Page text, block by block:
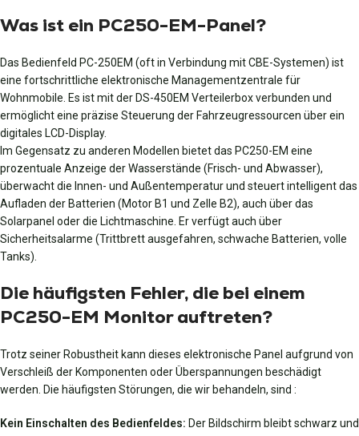
Was ist ein PC250-EM-Panel?
Das Bedienfeld PC-250EM (oft in Verbindung mit CBE-Systemen) ist
eine fortschrittliche elektronische Managementzentrale für
Wohnmobile. Es ist mit der DS-450EM Verteilerbox verbunden und
ermöglicht eine präzise Steuerung der Fahrzeugressourcen über ein
digitales LCD-Display.
Im Gegensatz zu anderen Modellen bietet das PC250-EM eine
prozentuale Anzeige der Wasserstände (Frisch- und Abwasser),
überwacht die Innen- und Außentemperatur und steuert intelligent das
Aufladen der Batterien (Motor B1 und Zelle B2), auch über das
Solarpanel oder die Lichtmaschine. Er verfügt auch über
Sicherheitsalarme (Trittbrett ausgefahren, schwache Batterien, volle
Tanks).
Die häufigsten Fehler, die bei einem
PC250-EM Monitor auftreten?
Trotz seiner Robustheit kann dieses elektronische Panel aufgrund von
Verschleiß der Komponenten oder Überspannungen beschädigt
werden. Die häufigsten Störungen, die wir behandeln, sind :
Kein Einschalten des Bedienfeldes: Der Bildschirm bleibt schwarz und